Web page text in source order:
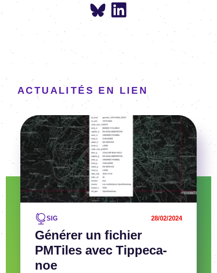
ACTUALITÉS EN LIEN
Géné­rer un fichier
PMTiles avec Tippe­ca­
noe
SIG 28/02/2024
Voir l'article
Image